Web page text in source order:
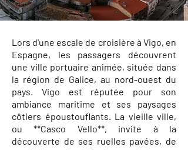
Lors d'une escale de croisière à Vigo, en
Espagne, les passagers découvrent
une ville portuaire animée, située dans
la région de Galice, au nord-ouest du
pays. Vigo est réputée pour son
ambiance maritime et ses paysages
côtiers époustouflants. La vieille ville,
ou **Casco Vello**, invite à la
découverte de ses ruelles pavées, de